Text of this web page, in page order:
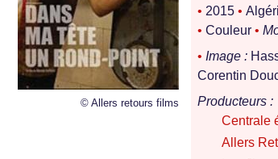
© Allers retours films
• 2015 •
• Couleur •
• Image :
Corentin
Producteurs :
Centrale
Allers